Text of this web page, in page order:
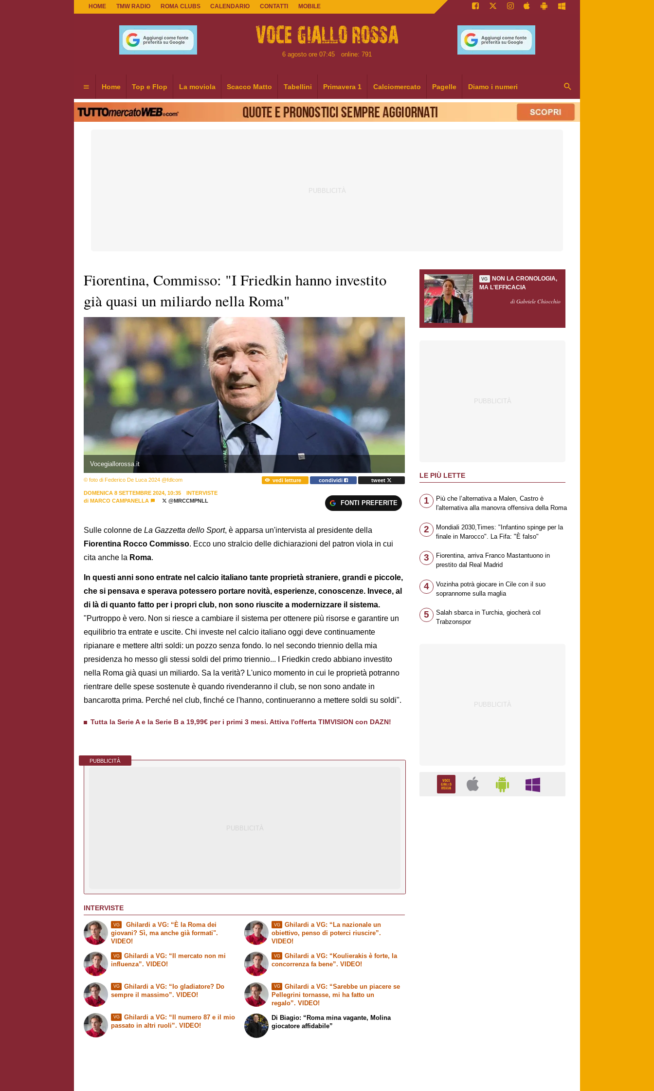
HOME TMW RADIO ROMA CLUBS CALENDARIO CONTATTI MOBILE
6 agosto ore 07:45 online: 791
Home Top e Flop La moviola Scacco Matto Tabellini Primavera 1 Calciomercato Pagelle Diamo i numeri
Fiorentina, Commisso: "I Friedkin hanno investito
già quasi un miliardo nella Roma"
Vocegiallorossa.it
© foto di Federico De Luca 2024 @fdlcom vedi letture condividi tweet
DOMENICA 8 SETTEMBRE 2024, 10:35
INTERVISTE
di MARCO CAMPANELLA @MRCCMPNLL FONTI PREFERITE
Sulle colonne de La Gazzetta dello Sport, è apparsa un'intervista al presidente della
Fiorentina Rocco Commisso. Ecco uno stralcio delle dichiarazioni del patron viola in cui
cita anche la Roma.
In questi anni sono entrate nel calcio italiano tante proprietà straniere, grandi e piccole,
che si pensava e sperava potessero portare novità, esperienze, conoscenze. Invece, al
di là di quanto fatto per i propri club, non sono riuscite a modernizzare il sistema.
"Purtroppo è vero. Non si riesce a cambiare il sistema per ottenere più risorse e garantire un
equilibrio tra entrate e uscite. Chi investe nel calcio italiano oggi deve continuamente
ripianare e mettere altri soldi: un pozzo senza fondo. lo nel secondo triennio della mia
presidenza ho messo gli stessi soldi del primo triennio... I Friedkin credo abbiano investito
nella Roma già quasi un miliardo. Sa la verità? L'unico momento in cui le proprietà potranno
rientrare delle spese sostenute è quando rivenderanno il club, se non sono andate in
bancarotta prima. Perché nel club, finché ce l'hanno, continueranno a mettere soldi su soldi".
Tutta la Serie A e la Serie B a 19,99€ per i primi 3 mesi. Attiva l'offerta TIMVISION con DAZN!
PUBBLICITÀ
INTERVISTE
VG
Ghilardi a VG: “È la Roma dei
giovani? Sì, ma anche già formati".
VIDEO!
VG
Ghilardi a VG: “Il mercato non mi
influenza”. VIDEO!
VG
Ghilardi a VG: “La nazionale un
obiettivo, penso di poterci riuscire”.
VIDEO!
VG
Ghilardi a VG: “Koulierakis è forte, la
concorrenza fa bene”. VIDEO!
VG
Ghilardi a VG: “Io gladiatore? Do
sempre il massimo”. VIDEO!
VG
Ghilardi a VG: “Il numero 87 e il mio
passato in altri ruoli”. VIDEO!
VG
Ghilardi a VG: “Sarebbe un piacere se
Pellegrini tornasse, mi ha fatto un
regalo”. VIDEO!
Di Biagio: “Roma mina vagante, Molina
giocatore affidabile”
VG
NON LA CRONOLOGIA,
MA L'EFFICACIA
di Gabriele Chiocchio
LE PIÙ LETTE
1
Più che l’alternativa a Malen, Castro è
l'alternativa alla manovra offensiva della Roma
2
Mondiali 2030,Times: "Infantino spinge per la
finale in Marocco". La Fifa: "È falso"
3
Fiorentina, arriva Franco Mastantuono in
prestito dal Real Madrid
4
Vozinha potrà giocare in Cile con il suo
soprannome sulla maglia
5
Salah sbarca in Turchia, giocherà col
Trabzonspor